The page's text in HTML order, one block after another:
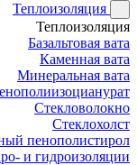
Теплоизоляция
Теплоизоляция
Базальтовая вата
Каменная вата
Минеральная вата
Стекловолокно
Стеклохолст
пенополистирол
и гидроизоляции